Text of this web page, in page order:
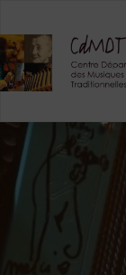
content